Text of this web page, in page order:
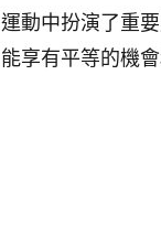
運動中扮演了重要
能享有平等的機